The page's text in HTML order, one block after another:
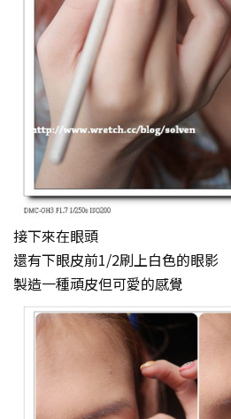
接下來在眼頭
還有下眼皮前1/2刷上白色的眼影
製造一種頑皮但可愛的感覺